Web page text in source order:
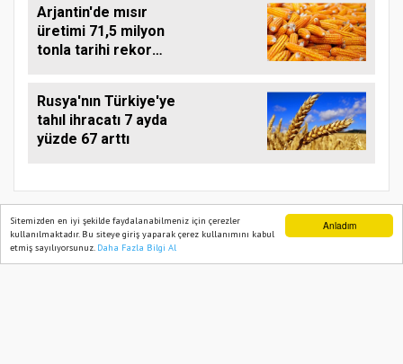
Anladım
Sitemizden en iyi şekilde faydalanabilmeniz için çerezler
kullanılmaktadır. Bu siteye giriş yaparak çerez kullanımını kabul
etmiş sayılıyorsunuz. Daha Fazla Bilgi Al
Arjantin'de mısır
üretimi 71,5 milyon
tonla tarihi rekor
Rusya'nın Türkiye'ye
tahıl ihracatı 7 ayda
yüzde 67 arttı
TARIM PUSULASI
Ana Sayfa Web TV